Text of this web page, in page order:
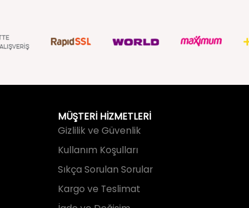
MÜŞTERİ HİZMETLERİ
Kullanım Koşulları